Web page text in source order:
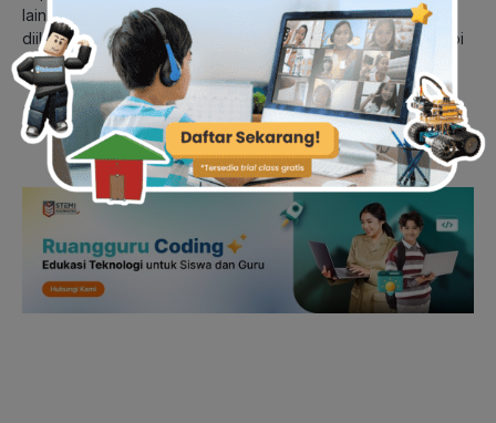
lain di Indonesia, tetapi juga menjadi contoh yang dapat
diikuti dalam membangun masyarakat yang siap menghadapi
masa depan yang semakin digital dan terhubung.